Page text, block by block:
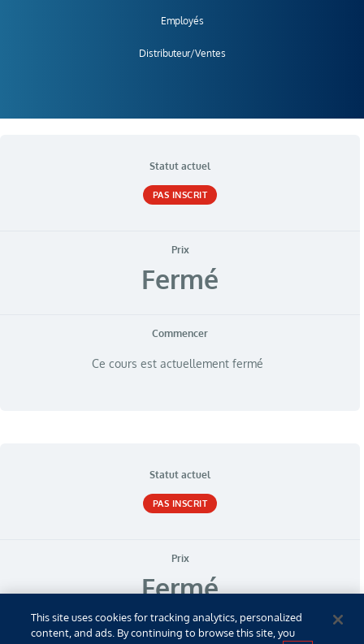
Employés
Distributeur/Ventes
Statut actuel
PAS INSCRIT
Prix
Fermé
Commencer
Ce cours est actuellement fermé
Statut actuel
PAS INSCRIT
Prix
Fermé
This site uses cookies for tracking analytics, personalized
content, and ads. By continuing to browse this site, you